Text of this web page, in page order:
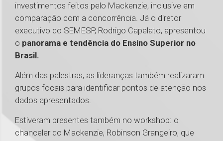
investimentos feitos pelo Mackenzie, inclusive em
comparação com a concorrência. Já o diretor
executivo do SEMESP, Rodrigo Capelato, apresentou
o panorama e tendência do Ensino Superior no
Brasil.
Além das palestras, as lideranças também realizaram
grupos focais para identificar pontos de atenção nos
dados apresentados.
Estiveram presentes também no workshop: o
chanceler do Mackenzie, Robinson Grangeiro, que